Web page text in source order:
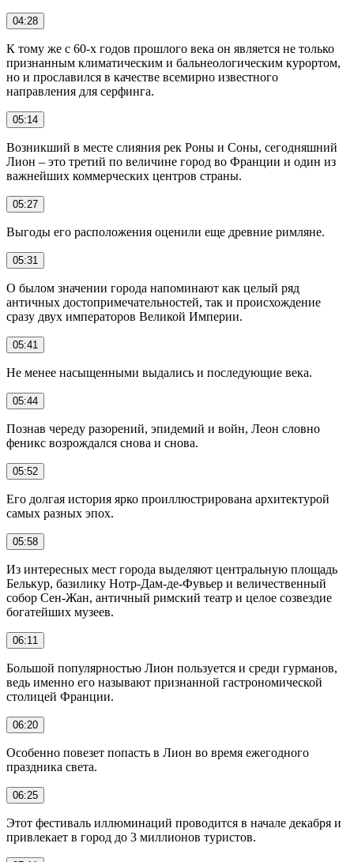
04:28
К тому же с 60-х годов прошлого века он является не только
признанным климатическим и бальнеологическим курортом,
но и прославился в качестве всемирно известного
направления для серфинга.
05:14
Возникший в месте слияния рек Роны и Соны, сегодняшний
Лион – это третий по величине город во Франции и один из
важнейших коммерческих центров страны.
05:27
Выгоды его расположения оценили еще древние римляне.
05:31
О былом значении города напоминают как целый ряд
античных достопримечательностей, так и происхождение
сразу двух императоров Великой Империи.
05:41
Не менее насыщенными выдались и последующие века.
05:44
Познав череду разорений, эпидемий и войн, Леон словно
феникс возрождался снова и снова.
05:52
Его долгая история ярко проиллюстрирована архитектурой
самых разных эпох.
05:58
Из интересных мест города выделяют центральную площадь
Белькур, базилику Нотр-Дам-де-Фувьер и величественный
собор Сен-Жан, античный римский театр и целое созвездие
богатейших музеев.
06:11
Большой популярностью Лион пользуется и среди гурманов,
ведь именно его называют признанной гастрономической
столицей Франции.
06:20
Особенно повезет попасть в Лион во время ежегодного
праздника света.
06:25
Этот фестиваль иллюминаций проводится в начале декабря и
привлекает в город до 3 миллионов туристов.